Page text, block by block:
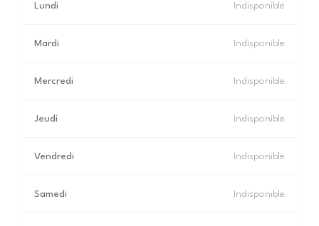
Lundi Indisponible
Mardi Indisponible
Mercredi Indisponible
Jeudi Indisponible
Vendredi Indisponible
Samedi Indisponible